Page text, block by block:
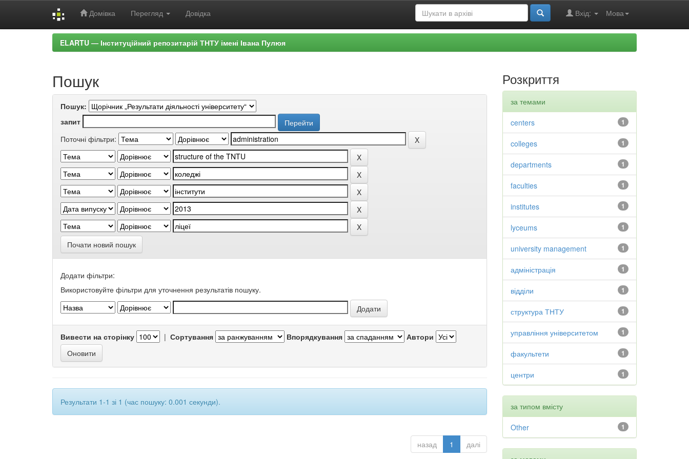
Домівка Перегляд Довідка Мова
Вхід:
ELARTU — Інституційний репозитарій ТНТУ імені Івана Пулюя
Пошук
Пошук:
запит
Поточні фільтри:
Почати новий пошук
Додати фільтри:
Використовуйте фільтри для уточнення результатів пошуку.
Вивести на сторінку | Сортування Впорядкування Автори
Результати 1-1 зі 1 (час пошуку: 0.001 секунди).
назад 1 далі
Розкриття
за темами
1
centers
1
colleges
1
departments
1
faculties
1
institutes
1
lyceums
1
university management
1
адміністрація
1
відділи
1
структура ТНТУ
1
управління університетом
1
факультети
1
центри
за типом вмісту
1
Other